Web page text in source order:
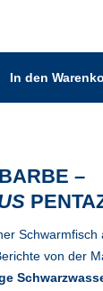
In den
–
Schwarmfisch
von der